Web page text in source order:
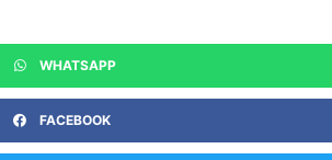
WHATSAPP
FACEBOOK